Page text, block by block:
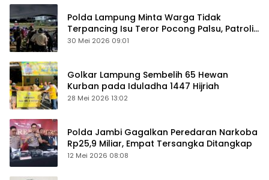
Polda Lampung Minta Warga Tidak
Terpancing Isu Teror Pocong Palsu, Patroli
Keamanan Ditingkatkan
30 Mei 2026 09:01
Golkar Lampung Sembelih 65 Hewan
Kurban pada Iduladha 1447 Hijriah
28 Mei 2026 13:02
Polda Jambi Gagalkan Peredaran Narkoba
Rp25,9 Miliar, Empat Tersangka Ditangkap
12 Mei 2026 08:08